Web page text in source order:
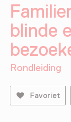
blinde
Rondleiding
Favoriet